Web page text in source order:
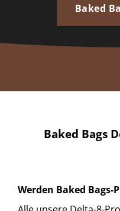
Baked
Baked Bags
Werden Baked